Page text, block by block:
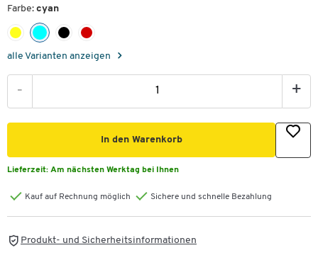
Farbe: cyan
alle Varianten anzeigen
- +
In den Warenkorb
Lieferzeit: Am nächsten Werktag bei Ihnen
Kauf auf Rechnung möglich Sichere und schnelle Bezahlung
Produkt- und Sicherheitsinformationen